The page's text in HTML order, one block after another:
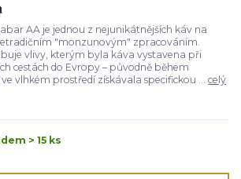
AA je jednou z nejunikátnějších káv na
"monzunovým" zpracováním.
vlivy, kterým byla káva vystavena při
cestách do Evropy – původně během
vlhkém prostředí získávala specifickou ... celý
> 15 ks